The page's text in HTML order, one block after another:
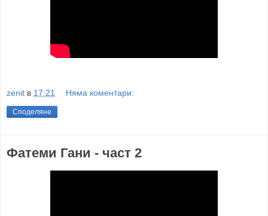
zenit в 17:21 Няма коментари:
Споделяне
Фатеми Гани - част 2